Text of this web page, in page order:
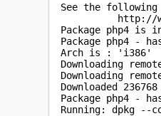
See the
Package php4 is
Package php4 -
Arch is : 'i386'
Downloading
Downloading
Downloaded
Package php4 -
Running: dpkg --